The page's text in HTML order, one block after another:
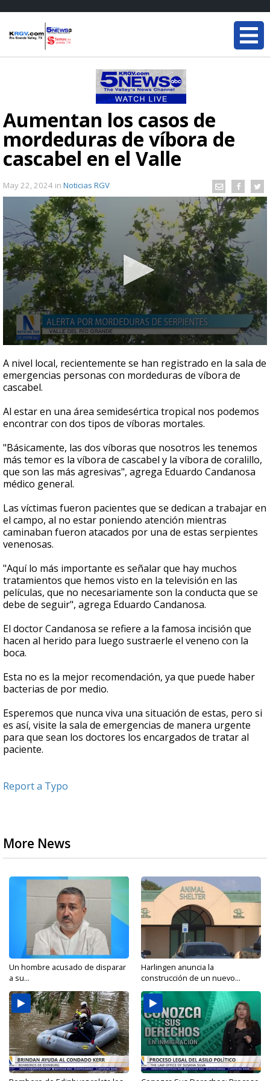
Aumentan los casos de
mordeduras de víbora de
cascabel en el Valle
May 22, 2024 in Noticias RGV
seconds
of
1
minute,
seconds
A nivel local, recientemente se han registrado en la sala de
emergencias personas con mordeduras de víbora de
cascabel.
Al estar en una área semidesértica tropical nos podemos
encontrar con dos tipos de víboras mortales.
"Básicamente, las dos víboras que nosotros les tenemos
más temor es la víbora de cascabel y la víbora de coralillo,
que son las más agresivas", agrega Eduardo Candanosa
médico general.
Las víctimas fueron pacientes que se dedican a trabajar en
el campo, al no estar poniendo atención mientras
caminaban fueron atacados por una de estas serpientes
venenosas.
"Aquí lo más importante es señalar que hay muchos
tratamientos que hemos visto en la televisión en las
películas, que no necesariamente son la conducta que se
debe de seguir", agrega Eduardo Candanosa.
El doctor Candanosa se refiere a la famosa incisión que
hacen al herido para luego sustraerle el veneno con la
boca.
Esta no es la mejor recomendación, ya que puede haber
bacterias de por medio.
Esperemos que nunca viva una situación de estas, pero si
es así, visite la sala de emergencias de manera urgente
para que sean los doctores los encargados de tratar al
paciente.
Report a Typo
More News
Un hombre acusado de disparar
a su...
Harlingen anuncia la
construcción de un nuevo...